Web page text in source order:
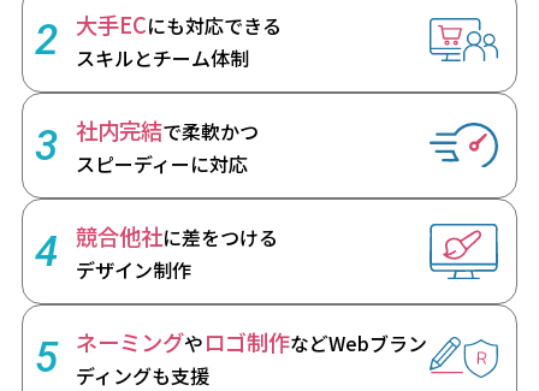
2 大手ECにも対応できる
スキルとチーム体制
3 社内完結で柔軟かつ
スピーディーに対応
4 競合他社に差をつける
デザイン制作
5 ネーミングやロゴ制作などWebブラン
ディングも支援